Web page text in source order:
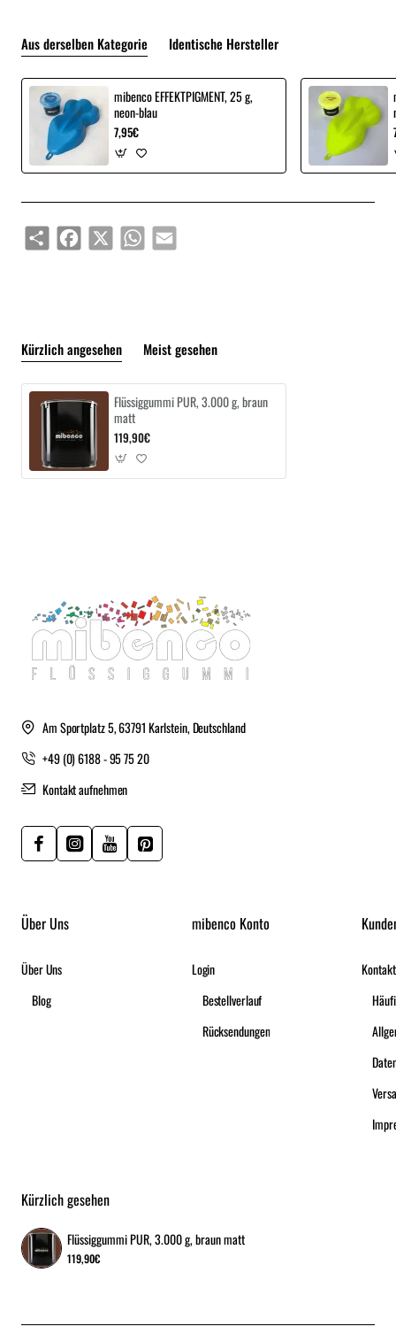
Aus derselben Kategorie Identische Hersteller
mibenco EFFEKTPIGMENT, 25 g,
neon-blau
7,95€
ShareFacebook
X WhatsAppEmail
Kürzlich angesehen Meist gesehen
Flüssiggummi PUR, 3.000 g, braun
matt
119,90€
Am Sportplatz 5, 63791 Karlstein, Deutschland
+49 (0) 6188 - 95 75 20
Kontakt aufnehmen
Über Uns
Über Uns
Blog
mibenco Konto
Login
Bestellverlauf
Rücksendungen
Kontakt
Kürzlich gesehen
Flüssiggummi PUR, 3.000 g, braun matt
119,90€